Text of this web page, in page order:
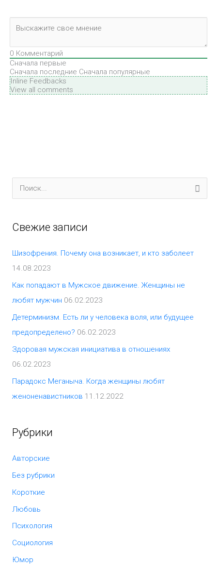
0 Комментарий
Сначала первые
Сначала последние Сначала популярные
Inline Feedbacks
View all comments
к
:
Свежие записи
Шизофрения. Почему она возникает, и кто заболеет
14.08.2023
Как попадают в Мужское движение. Женщины не
любят мужчин 06.02.2023
Детерминизм. Есть ли у человека воля, или будущее
предопределено? 06.02.2023
Здоровая мужская инициатива в отношениях
06.02.2023
Парадокс Меганыча. Когда женщины любят
женоненавистников 11.12.2022
Рубрики
Авторские
Без рубрики
Короткие
Любовь
Психология
Социология
Юмор